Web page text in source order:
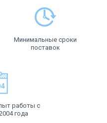
Минимальные сроки
поставок
работы с
года